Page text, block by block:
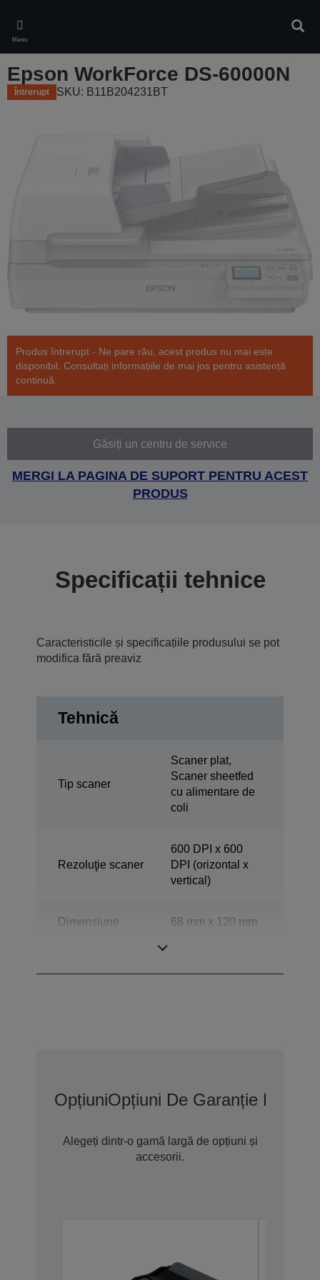
main
content
Meniu
Epson WorkForce DS-60000N
Întrerupt SKU: B11B204231BT
Produs întrerupt - Ne pare rău, acest produs nu mai este
disponibil. Consultați informațiile de mai jos pentru asistență
continuă.
Găsiți un centru de service
MERGI LA PAGINA DE SUPORT PENTRU ACEST
PRODUS
Specificații tehnice
Caracteristicile și specificațiile produsului se pot
modifica fără preaviz
Tehnică
Tip scaner
Scaner plat,
Scaner sheetfed
cu alimentare de
coli
Rezoluţie scaner
600 DPI x 600
DPI (orizontal x
vertical)
Dimensiune
68 mm x 120 mm
OpțiuniOpțiuni De Garanție
Alegeți dintr-o gamă largă de opțiuni și
accesorii.